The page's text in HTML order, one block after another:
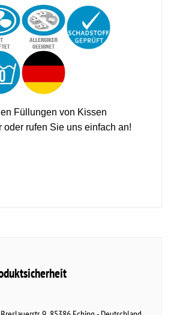
Füllungen von Kissen
oder rufen Sie uns einfach an!